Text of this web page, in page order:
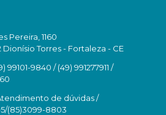
Pereira, 1160
Dionísio Torres - Fortaleza - CE
99101-9840 / (49) 991277911 /
de dúvidas /
(85)3099-8803